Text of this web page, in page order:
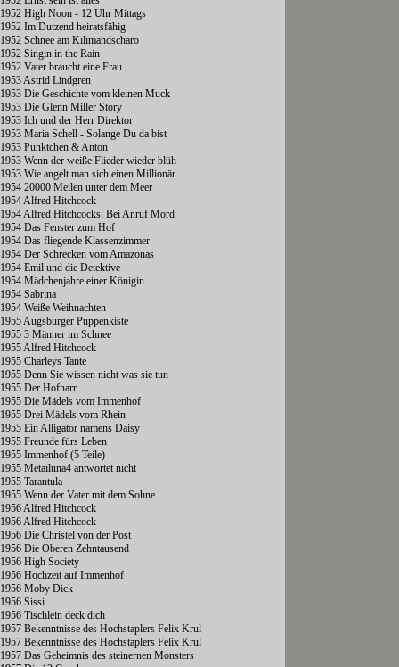
1952 High Noon - 12 Uhr Mittags
1952 Im Dutzend heiratsfähig
1952 Schnee am Kilimandscharo
1952 Singin in the Rain
1952 Vater braucht eine Frau
1953 Astrid Lindgren
1953 Die Geschichte vom kleinen Muck
1953 Die Glenn Miller Story
1953 Ich und der Herr Direktor
1953 Maria Schell - Solange Du da bist
1953 Pünktchen & Anton
1953 Wenn der weiße Flieder wieder blüh
1953 Wie angelt man sich einen Millionär
1954 20000 Meilen unter dem Meer
1954 Alfred Hitchcock
1954 Alfred Hitchcocks: Bei Anruf Mord
1954 Das Fenster zum Hof
1954 Das fliegende Klassenzimmer
1954 Der Schrecken vom Amazonas
1954 Emil und die Detektive
1954 Mädchenjahre einer Königin
1954 Sabrina
1954 Weiße Weihnachten
1955 Augsburger Puppenkiste
1955 3 Männer im Schnee
1955 Alfred Hitchcock
1955 Charleys Tante
1955 Denn Sie wissen nicht was sie tun
1955 Der Hofnarr
1955 Die Mädels vom Immenhof
1955 Drei Mädels vom Rhein
1955 Ein Alligator namens Daisy
1955 Freunde fürs Leben
1955 Immenhof (5 Teile)
1955 Metailuna4 antwortet nicht
1955 Tarantula
1955 Wenn der Vater mit dem Sohne
1956 Alfred Hitchcock
1956 Alfred Hitchcock
1956 Die Christel von der Post
1956 Die Oberen Zehntausend
1956 High Society
1956 Hochzeit auf Immenhof
1956 Moby Dick
1956 Sissi
1956 Tischlein deck dich
1957 Bekenntnisse des Hochstaplers Felix Krul
1957 Bekenntnisse des Hochstaplers Felix Krul
1957 Das Geheimnis des steinernen Monsters